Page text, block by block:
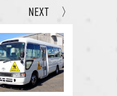
NEXT 〉